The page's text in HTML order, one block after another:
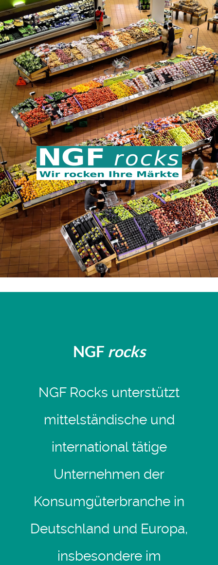
NGF rocks
NGF Rocks unterstützt
mittelständische und
international tätige
Unternehmen der
Konsumgüterbranche in
Deutschland und Europa,
insbesondere im